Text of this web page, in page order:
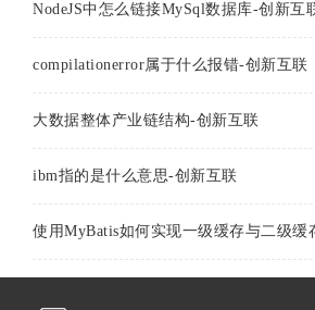
NodeJS中怎么链接MySql数据库-创新互
compilationerror属于什么报错-创新互联
大数据整体产业链结构-创新互联
ibm指的是什么意思-创新互联
使用MyBatis如何实现一级缓存与二级缓